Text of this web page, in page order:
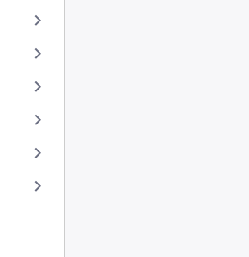
keyboard_arrow_right
keyboard_arrow_right
keyboard_arrow_right
keyboard_arrow_right
keyboard_arrow_right
keyboard_arrow_right